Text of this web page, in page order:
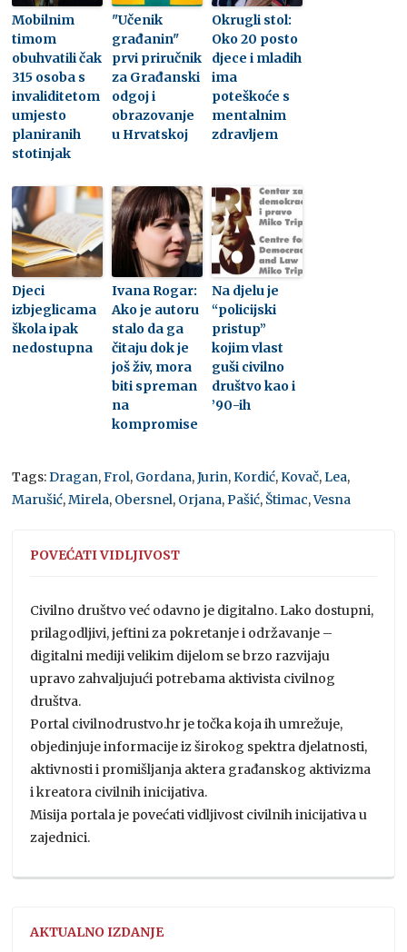
Mobilnim
timom
obuhvatili čak
315 osoba s
invaliditetom
umjesto
planiranih
stotinjak
"Učenik
građanin"
prvi priručnik
za Građanski
odgoj i
obrazovanje
u Hrvatskoj
Okrugli stol:
Oko 20 posto
djece i mladih
ima
poteškoće s
mentalnim
zdravljem
Djeci
izbjeglicama
škola ipak
nedostupna
Ivana Rogar:
Ako je autoru
stalo da ga
čitaju dok je
još živ, mora
biti spreman
na
kompromise
Na djelu je
“policijski
pristup”
kojim vlast
guši civilno
društvo kao i
’90-ih
Tags:Dragan,Frol, Gordana,Jurin,Kordić,Kovač,Lea,
Marušić,Mirela, Obersnel, Orjana,Pašić, Štimac,Vesna
POVEĆATI VIDLJIVOST
Civilno društvo već odavno je digitalno. Lako dostupni,
prilagodljivi, jeftini za pokretanje i održavanje –
digitalni mediji velikim dijelom se brzo razvijaju
upravo zahvaljujući potrebama aktivista civilnog
društva.
Portal civilnodrustvo.hr je točka koja ih umrežuje,
objedinjuje informacije iz širokog spektra djelatnosti,
aktivnosti i promišljanja aktera građanskog aktivizma
i kreatora civilnih inicijativa.
Misija portala je povećati vidljivost civilnih inicijativa u
zajednici.
AKTUALNO IZDANJE